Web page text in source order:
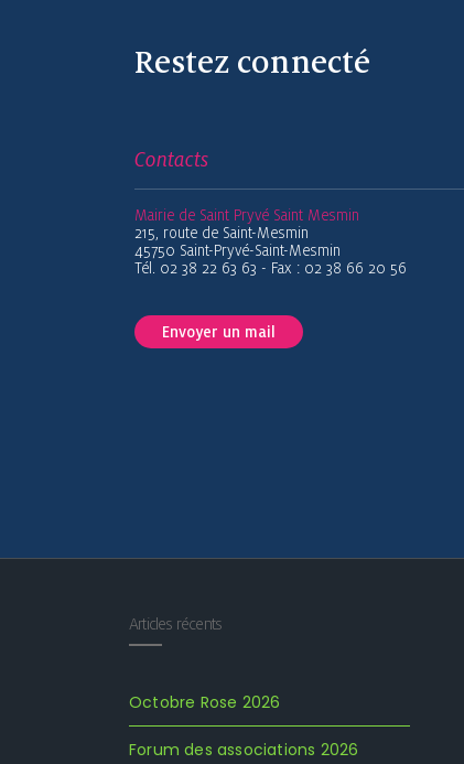
Restez connecté
Contacts
Mairie de Saint Pryvé Saint Mesmin
215, route de Saint-Mesmin
45750 Saint-Pryvé-Saint-Mesmin
Tél. 02 38 22 63 63 - Fax : 02 38 66 20 56
Envoyer un mail
Articles récents
Octobre Rose 2026
Forum des associations 2026